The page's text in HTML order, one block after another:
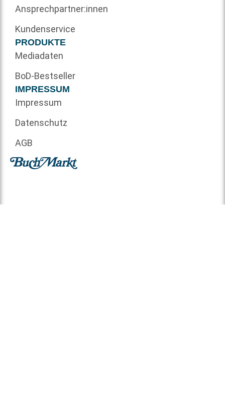
Ansprechpartner:innen
Kundenservice
PRODUKTE
Mediadaten
BoD-Bestseller
IMPRESSUM
Impressum
Datenschutz
AGB